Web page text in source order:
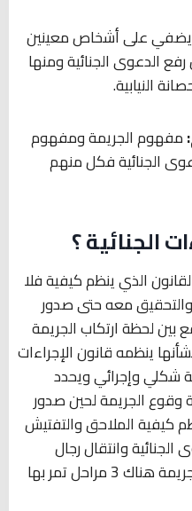
يضفي على أشخاص معينين
الدعوى الجنائية ومنها
النيابية.
مفهوم الجريمة ومفهوم
الجنائية فكل منهم
الذي ينظم كيفية فلا
والتحقيق معه حتى صدور
بين لحظة ارتكاب الجريمة
ينظمه قانون الإجراءات
شكلي وإجرائي ويحدد
وقوع الجريمة لحين صدور
كيفية الملاحق والتفتيش
وانتقال رجال
الضبط القضائي لمكان وقوع الجريمة هناك 3 مراحل تمر بها